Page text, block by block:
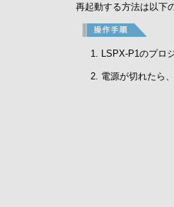
再起動する方法は以下
LSPX-P1のプロ
電源が切れたら